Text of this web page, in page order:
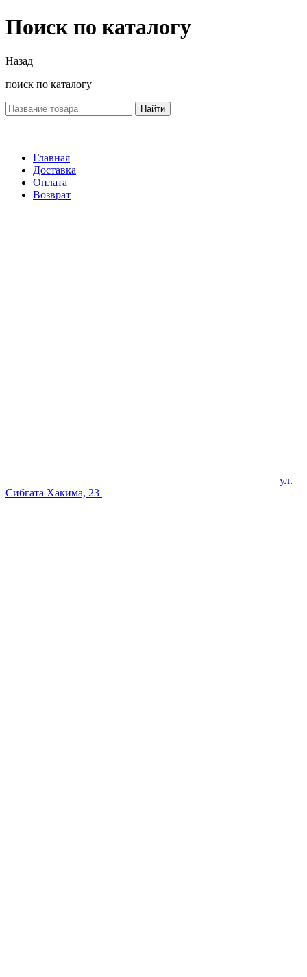
Поиск по каталогу
Назад
поиск по каталогу
Найти
Главная
Доставка
Оплата
Возврат
ул.
Сибгата Хакима, 23